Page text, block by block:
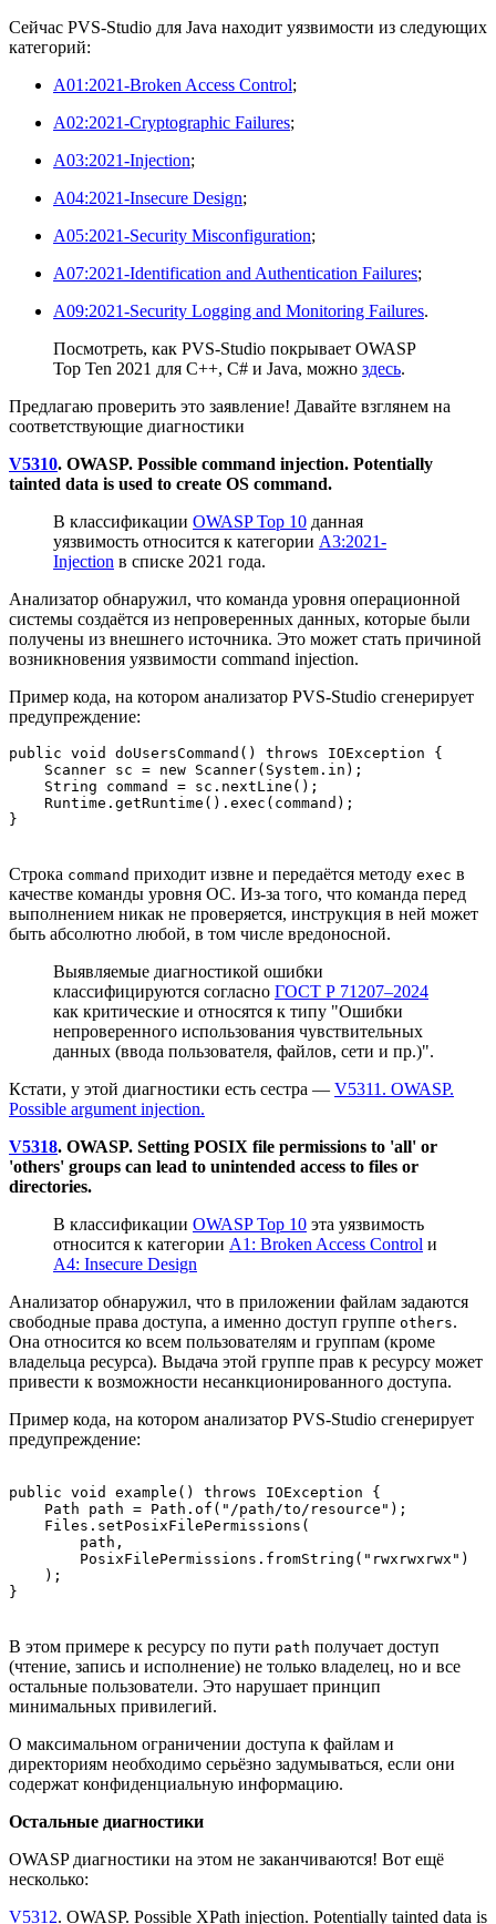
Сейчас PVS-Studio для Java находит уязвимости из следующих
категорий:
A01:2021-Broken Access Control;
A02:2021-Cryptographic Failures;
A03:2021-Injection;
A04:2021-Insecure Design;
A05:2021-Security Misconfiguration;
A07:2021-Identification and Authentication Failures;
A09:2021-Security Logging and Monitoring Failures.
Посмотреть, как PVS-Studio покрывает OWASP
Top Ten 2021 для C++, C# и Java, можно здесь.
Предлагаю проверить это заявление! Давайте взглянем на
соответствующие диагностики
V5310. OWASP. Possible command injection. Potentially
tainted data is used to create OS command.
В классификации OWASP Top 10 данная
уязвимость относится к категории A3:2021-
Injection в списке 2021 года.
Анализатор обнаружил, что команда уровня операционной
системы создаётся из непроверенных данных, которые были
получены из внешнего источника. Это может стать причиной
возникновения уязвимости command injection.
Пример кода, на котором анализатор PVS-Studio сгенерирует
предупреждение:
public void doUsersCommand() throws IOException {
    Scanner sc = new Scanner(System.in);
    String command = sc.nextLine();
    Runtime.getRuntime().exec(command);
Строка command приходит извне и передаётся методу exec в
качестве команды уровня ОС. Из-за того, что команда перед
выполнением никак не проверяется, инструкция в ней может
быть абсолютно любой, в том числе вредоносной.
Выявляемые диагностикой ошибки
классифицируются согласно ГОСТ Р 71207–2024
как критические и относятся к типу "Ошибки
непроверенного использования чувствительных
данных (ввода пользователя, файлов, сети и пр.)".
Кстати, у этой диагностики есть сестра — V5311. OWASP.
Possible argument injection.
V5318. OWASP. Setting POSIX file permissions to 'all' or
'others' groups can lead to unintended access to files or
directories.
В классификации OWASP Top 10 эта уязвимость
относится к категории A1: Broken Access Control и
A4: Insecure Design
Анализатор обнаружил, что в приложении файлам задаются
свободные права доступа, а именно доступ группе others.
Она относится ко всем пользователям и группам (кроме
владельца ресурса). Выдача этой группе прав к ресурсу может
привести к возможности несанкционированного доступа.
Пример кода, на котором анализатор PVS-Studio сгенерирует
предупреждение:
public void example() throws IOException {
    Path path = Path.of("/path/to/resource");
    Files.setPosixFilePermissions(
        path,
        PosixFilePermissions.fromString("rwxrwxrwx")
    );
В этом примере к ресурсу по пути path получает доступ
(чтение, запись и исполнение) не только владелец, но и все
остальные пользователи. Это нарушает принцип
минимальных привилегий.
О максимальном ограничении доступа к файлам и
директориям необходимо серьёзно задумываться, если они
содержат конфиденциальную информацию.
Остальные диагностики
OWASP диагностики на этом не заканчиваются! Вот ещё
несколько:
V5312. OWASP. Possible XPath injection. Potentially tainted data is